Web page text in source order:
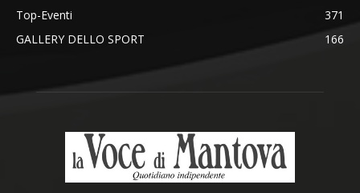
Top-Eventi
371
GALLERY DELLO SPORT
166